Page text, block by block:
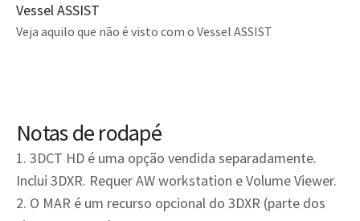
Vessel ASSIST
Veja aquilo que não é visto com o Vessel ASSIST
Notas de rodapé
1. 3DCT HD é uma opção vendida separadamente.
Inclui 3DXR. Requer AW workstation e Volume Viewer.
2. O MAR é um recurso opcional do 3DXR (parte dos